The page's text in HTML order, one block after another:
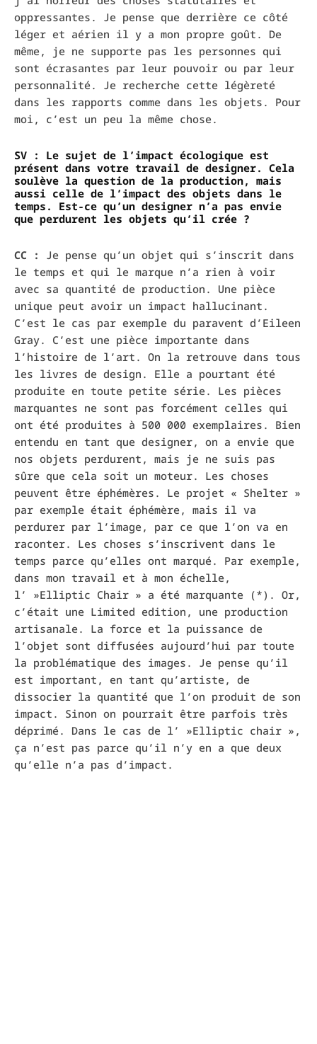
oppressantes. Je pense que derrière ce côté
léger et aérien il y a mon propre goût. De
même, je ne supporte pas les personnes qui
sont écrasantes par leur pouvoir ou par leur
personnalité. Je recherche cette légèreté
dans les rapports comme dans les objets. Pour
moi, c’est un peu la même chose.
SV : Le sujet de l’impact écologique est
présent dans votre travail de designer. Cela
soulève la question de la production, mais
aussi celle de l’impact des objets dans le
temps. Est-ce qu’un designer n’a pas envie
que perdurent les objets qu’il crée ?
CC :
Je pense qu’un objet qui s’inscrit dans
le temps et qui le marque n’a rien à voir
avec sa quantité de production. Une pièce
unique peut avoir un impact hallucinant.
C’est le cas par exemple du paravent d’Eileen
Gray. C’est une pièce importante dans
l’histoire de l’art. On la retrouve dans tous
les livres de design. Elle a pourtant été
produite en toute petite série. Les pièces
marquantes ne sont pas forcément celles qui
ont été produites à 500 000 exemplaires. Bien
entendu en tant que designer, on a envie que
nos objets perdurent, mais je ne suis pas
sûre que cela soit un moteur. Les choses
peuvent être éphémères. Le projet « Shelter »
par exemple était éphémère, mais il va
perdurer par l’image, par ce que l’on va en
raconter. Les choses s’inscrivent dans le
temps parce qu’elles ont marqué. Par exemple,
dans mon travail et à mon échelle,
l’ »Elliptic Chair » a été marquante (*). Or,
c’était une Limited edition, une production
artisanale. La force et la puissance de
l’objet sont diffusées aujourd’hui par toute
la problématique des images. Je pense qu’il
est important, en tant qu’artiste, de
dissocier la quantité que l’on produit de son
impact. Sinon on pourrait être parfois très
déprimé. Dans le cas de l’ »Elliptic chair »,
ça n’est pas parce qu’il n’y en a que deux
qu’elle n’a pas d’impact.